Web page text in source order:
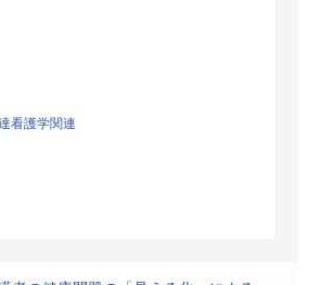
看護学関連